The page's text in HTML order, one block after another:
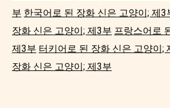
부 한국어로 된 장화 신은 고양이; 제3
장화 신은 고양이; 제3부 프랑스어로
제3부 터키어로 된 장화 신은 고양이;
장화 신은 고양이; 제3부